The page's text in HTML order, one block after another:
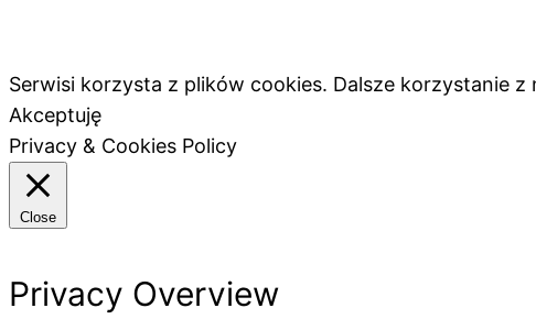
Serwisi korzysta z plików cookies. Dalsze korzystanie
Akceptuję
Privacy & Cookies Policy
Close
Privacy Overview